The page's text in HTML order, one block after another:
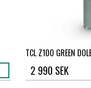
TCL Z100 GREEN
2 990 SEK